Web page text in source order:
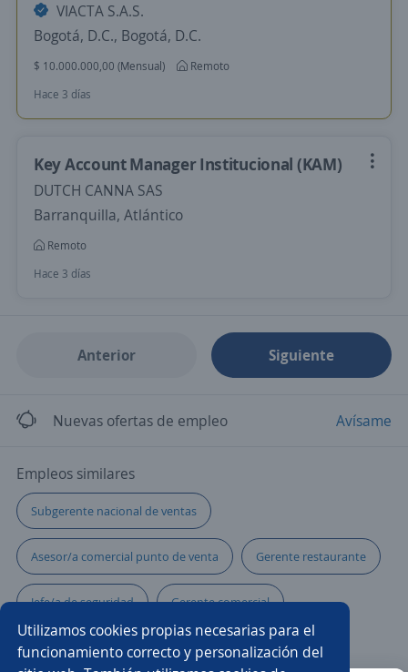
Utilizamos cookies propias necesarias para el
funcionamiento correcto y personalización del
VIACTA S.A.S.
Bogotá, D.C., Bogotá, D.C.
$ 10.000.000,00 (Mensual)
Remoto
Hace 3 días
Key Account Manager Institucional (KAM)
DUTCH CANNA SAS
Barranquilla, Atlántico
Remoto
Hace 3 días
Anterior Siguiente
Nuevas ofertas de empleo Avísame
Empleos similares
Subgerente nacional de ventas
Asesor/a comercial punto de venta Gerente restaurante
Jefe/a de seguridad Gerente comercial
Supervisor/a de ventas Gerente en contabilidad